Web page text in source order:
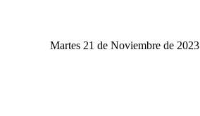
Martes 21 de Noviembre de 2023